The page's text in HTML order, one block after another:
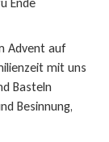
Advent auf
mit uns
Basteln
Besinnung,